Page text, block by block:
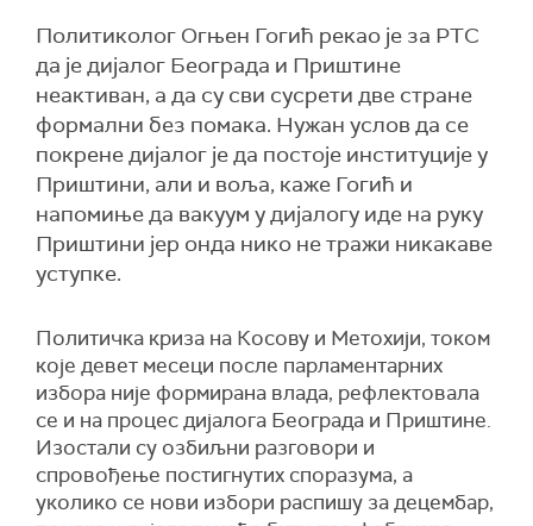
Политиколог Огњен Гогић рекао је за РТС
да је дијалог Београда и Приштине
неактиван, а да су сви сусрети две стране
формални без помака. Нужан услов да се
покрене дијалог је да постоје институције у
Приштини, али и воља, каже Гогић и
напомиње да вакуум у дијалогу иде на руку
Приштини јер онда нико не тражи никакаве
уступке.
Политичка криза на Косову и Метохији, током
које девет месеци после парламентарних
избора није формирана влада, рефлектовала
се и на процес дијалога Београда и Приштине.
Изостали су озбиљни разговори и
спровођење постигнутих споразума, а
уколико се нови избори распишу за децембар,